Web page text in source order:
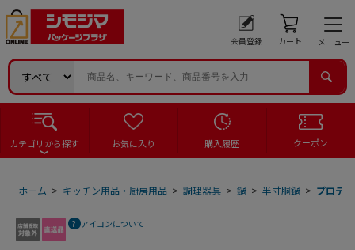
会員登録 カート メニュー
カテゴリから探す お気に入り 購入履歴 クーポン
ホーム > キッチン用品・厨房用品 > 調理器具 > 鍋 > 半寸胴鍋 > プロデ
アイコンについて